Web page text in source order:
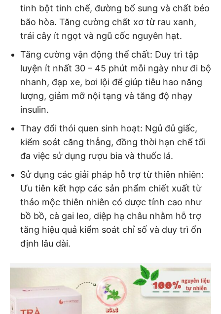
tinh bột tinh chế, đường bổ sung và chất béo
bão hòa. Tăng cường chất xơ từ rau xanh,
trái cây ít ngọt và ngũ cốc nguyên hạt.
Tăng cường vận động thể chất: Duy trì tập
luyện ít nhất 30 – 45 phút mỗi ngày như đi bộ
nhanh, đạp xe, bơi lội để giúp tiêu hao năng
lượng, giảm mỡ nội tạng và tăng độ nhạy
insulin.
Thay đổi thói quen sinh hoạt: Ngủ đủ giấc,
kiểm soát căng thẳng, đồng thời hạn chế tối
đa việc sử dụng rượu bia và thuốc lá.
Sử dụng các giải pháp hỗ trợ từ thiên nhiên:
Ưu tiên kết hợp các sản phẩm chiết xuất từ
thảo mộc thiên nhiên có dược tính cao như
bồ bồ, cà gai leo, diệp hạ châu nhằm hỗ trợ
tăng hiệu quả kiểm soát chỉ số và duy trì ổn
định lâu dài.